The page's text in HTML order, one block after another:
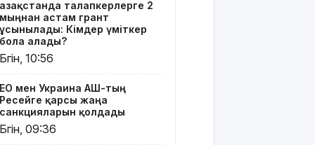
отбасына
көңіл
айтты
Құрылысшыларға
құрмет:
Қызылордада
сала
үздіктері
марапатталды
Қазақстанда талапкерлерге 2
мыңнан астам грант
ұсынылады: Кімдер үміткер
бола алады?
Бүгін, 10:56
ЕО мен Украина АҚШ-тың
Ресейге қарсы жаңа
санкцияларын қолдады
Бүгін, 09:36